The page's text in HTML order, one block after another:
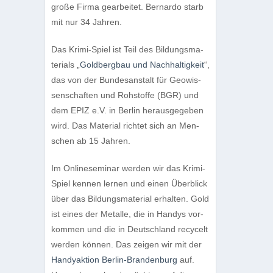
große Firma gear­bei­tet. Ber­nardo starb
mit nur 34 Jahren.
Das Krimi-Spiel ist Teil des Bil­dungs­ma­
te­ri­als „ Gold­berg­bau und Nach­hal­tig­keit“,
das von der Bun­des­an­stalt für Geo­wis­
sen­schaf­ten und Roh­stoffe (BGR) und
dem EPIZ e.V. in Ber­lin her­aus­ge­ge­ben
wird. Das Mate­rial rich­tet sich an Men­
schen ab 15 Jahren.
Im Online­se­mi­nar wer­den wir das Krimi-
Spiel ken­nen ler­nen und einen Über­blick
über das Bil­dungs­ma­te­rial erhal­ten. Gold
ist eines der Metalle, die in Han­dys vor­
kom­men und die in Deutsch­land recy­celt
wer­den kön­nen. Das zei­gen wir mit der
Han­d­yak­tion Ber­lin-Bran­den­burg auf.